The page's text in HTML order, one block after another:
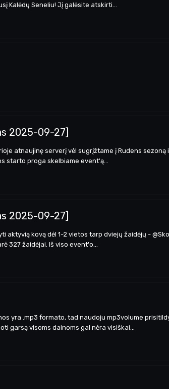
Kalėdų Seneliu! Jį galėsite atskirti...
2025-09-27]
atnaujinę serverį vėl sugrįžtame į Rudens
starto proga skelbiame event'ą...
2025-09-27]
kovą dėl 1-2 vietos tarp dviejų žaidėjų -
327 žaidėjai. Iš viso event'o...
yra .mp3 formato, tad naudoju mp3volume
garsą visoms dainoms gal nėra visiškai...